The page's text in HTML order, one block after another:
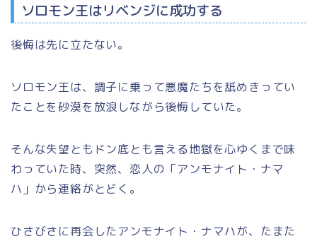
ソロモン王はリベンジに成功する
後悔は先に立たない。
ソロモン王は、調子に乗って悪魔たちを舐めきってい
たことを砂漠を放浪しながら後悔していた。
そんな失望ともドン底とも言える地獄を心ゆくまで味
わっていた時、突然、恋人の 「アンモナイト・ナマ
ハ」 から連絡がとどく。
ひさびさに再会したアンモナイト・ナマハが、たまた